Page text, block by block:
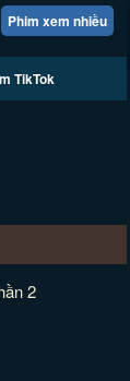
Phim xem nhiều
TikTok
2